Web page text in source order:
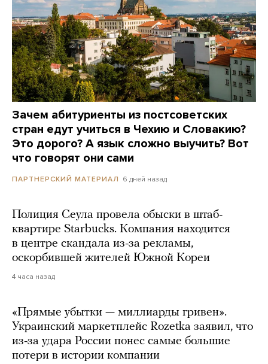
Зачем абитуриенты из постсоветских
стран едут учиться в Чехию и Словакию?
Это дорого? А язык сложно выучить? Вот
что говорят они сами
ПАРТНЕРСКИЙ МАТЕРИАЛ 6 дней назад
Полиция Сеула провела обыски в штаб-
квартире Starbucks. Компания находится
в центре скандала из-за рекламы,
оскорбившей жителей Южной Кореи
4 часа назад
«Прямые убытки — миллиарды гривен».
Украинский маркетплейс Rozetka заявил, что
из-за удара России понес самые большие
потери в истории компании